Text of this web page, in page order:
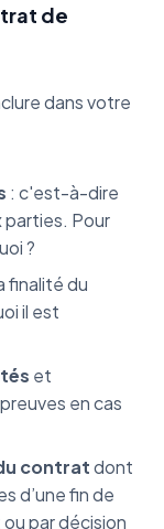
de
dans votre
: c'est-à-dire
parties. Pour
?
finalité du
il est
et
en cas
contratdont
d’une fin de
par décision